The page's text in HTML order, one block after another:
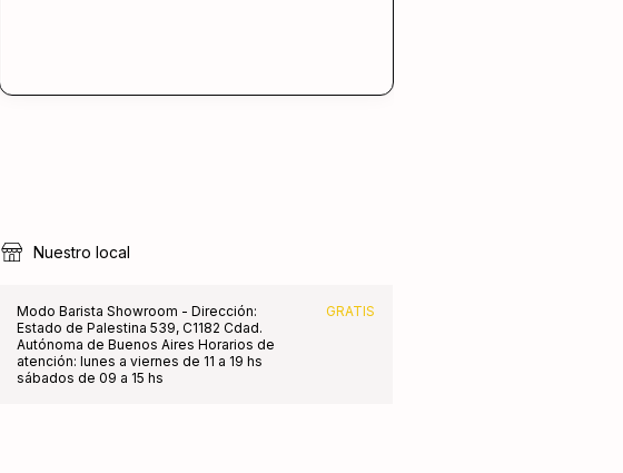
Nuestro local
Modo Barista Showroom - Dirección:
Estado de Palestina 539, C1182 Cdad.
Autónoma de Buenos Aires Horarios de
atención: lunes a viernes de 11 a 19 hs
sábados de 09 a 15 hs
GRATIS